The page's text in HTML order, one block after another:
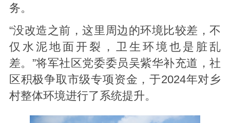
务。
“没改造之前，这里周边的环境比较差，不
仅水泥地面开裂，卫生环境也是脏乱
差。”将军社区党委委员吴紫华补充道，社
区积极争取市级专项资金，于2024年对乡
村整体环境进行了系统提升。